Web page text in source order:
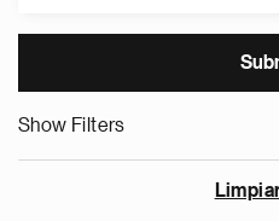
Show Filters